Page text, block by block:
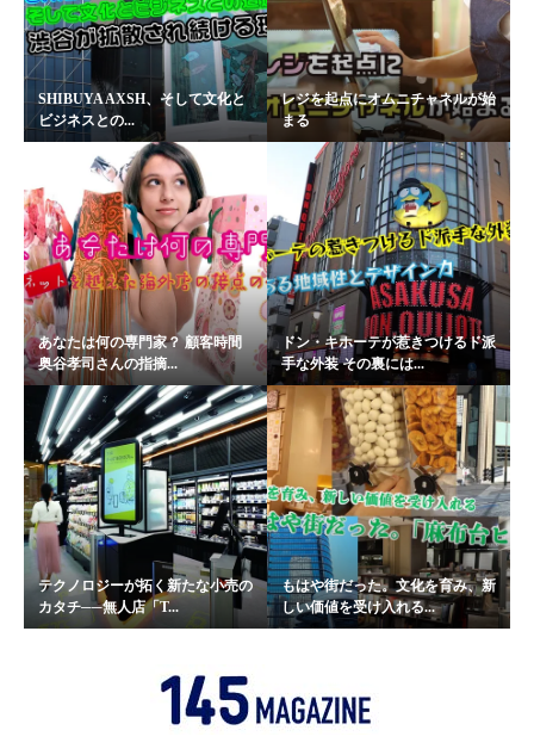
SHIBUYA AXSH、そして文化と
ビジネスとの...
レジを起点にオムニチャネルが始
まる
あなたは何の専門家？ 顧客時間
奥谷孝司さんの指摘...
ドン・キホーテが惹きつけるド派
手な外装 その裏には...
テクノロジーが拓く新たな小売の
カタチ──無人店「T...
もはや街だった。文化を育み、新
しい価値を受け入れる...